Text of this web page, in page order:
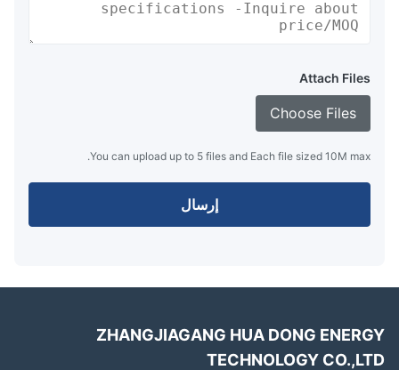
Attach Files
Choose Files
You can upload up to 5 files and Each file sized 10M max.
إرسال
ZHANGJIAGANG HUA DONG
TECHNOLOGY